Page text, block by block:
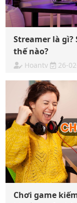
Streamer là
thế nào?
Hoantv 26-
Chơi game